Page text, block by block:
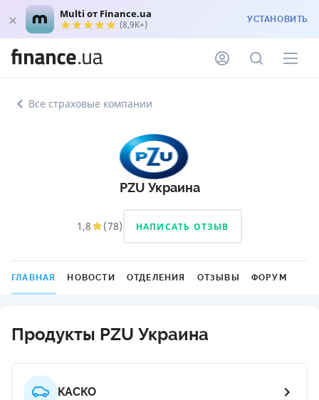
Multi от Finance.ua
(8,9K+) УСТАНОВИТЬ
Все страховые компании
PZU Украина
1,8 (78) НАПИСАТЬ ОТЗЫВ
ГЛАВНАЯ НОВОСТИ ОТДЕЛЕНИЯ ОТЗЫВЫ ФОРУМ
Продукты PZU Украина
КАСКО